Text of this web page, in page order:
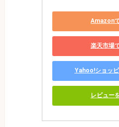
Amazon
楽天市場
Yahoo!ショッ
レビュー